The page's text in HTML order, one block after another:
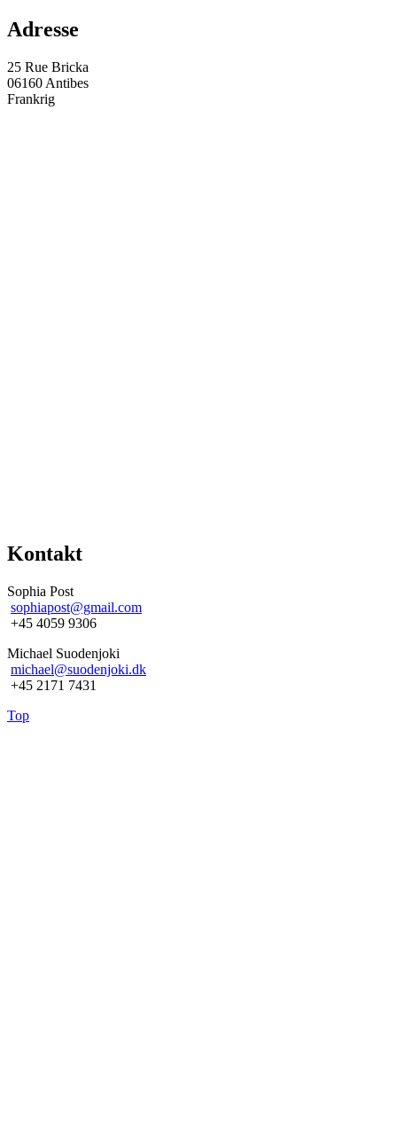
Adresse
25 Rue Bricka
06160 Antibes
Frankrig
Kontakt
Sophia Post
sophiapost@gmail.com
+45 4059 9306
Michael Suodenjoki
michael@suodenjoki.dk
+45 2171 7431
Top